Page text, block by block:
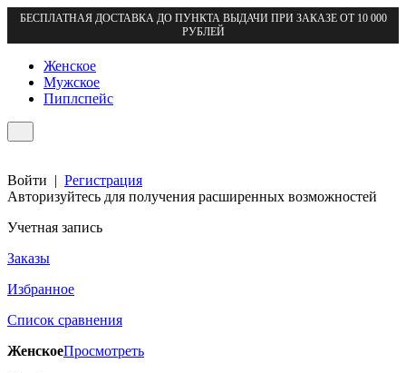
БЕСПЛАТНАЯ ДОСТАВКА ДО ПУНКТА ВЫДАЧИ ПРИ ЗАКАЗЕ ОТ 10 000
РУБЛЕЙ
Женское
Мужское
Пиплспейс
Войти | Регистрация
Авторизуйтесь для получения расширенных возможностей
Учетная запись
Заказы
Избранное
Список сравнения
ЖенскоеПросмотреть